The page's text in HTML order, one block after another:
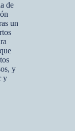
de
un
y
y